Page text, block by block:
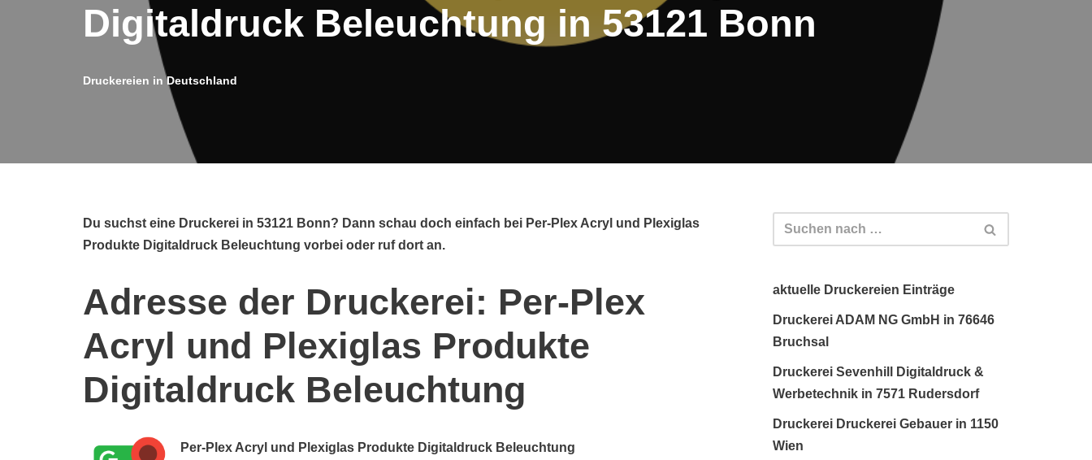
Digitaldruck Beleuchtung in 53121 Bonn
Druckereien in Deutschland
Du suchst eine Druckerei in 53121 Bonn? Dann schau doch einfach bei Per-Plex Acryl und Plexiglas
Produkte Digitaldruck Beleuchtung vorbei oder ruf dort an.
Adresse der Druckerei: Per-Plex
Acryl und Plexiglas Produkte
Digitaldruck Beleuchtung
Per-Plex Acryl und Plexiglas Produkte Digitaldruck Beleuchtung
aktuelle Druckereien Einträge
Druckerei ADAM NG GmbH in 76646
Bruchsal
Druckerei Sevenhill Digitaldruck &
Werbetechnik in 7571 Rudersdorf
Druckerei Druckerei Gebauer in 1150
Wien